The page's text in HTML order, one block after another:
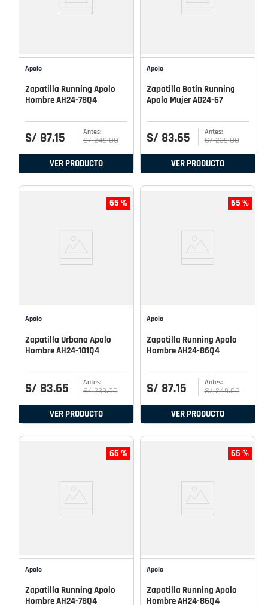
Apolo
Zapatilla Running Apolo
Hombre AH24-78Q4
S/ 87.15 S/ 249.00
VER PRODUCTO
Apolo
Zapatilla Botin Running
Apolo Mujer AD24-67
S/ 83.65 S/ 239.00
VER PRODUCTO
65 %
Apolo
Zapatilla Urbana Apolo
Hombre AH24-101Q4
S/ 83.65 S/ 239.00
VER PRODUCTO
65 %
Apolo
Zapatilla Running Apolo
Hombre AH24-86Q4
S/ 87.15 S/ 249.00
VER PRODUCTO
65 %
Apolo
Zapatilla Running Apolo
Hombre AH24-78Q4
65 %
Apolo
Zapatilla Running Apolo
Hombre AH24-86Q4